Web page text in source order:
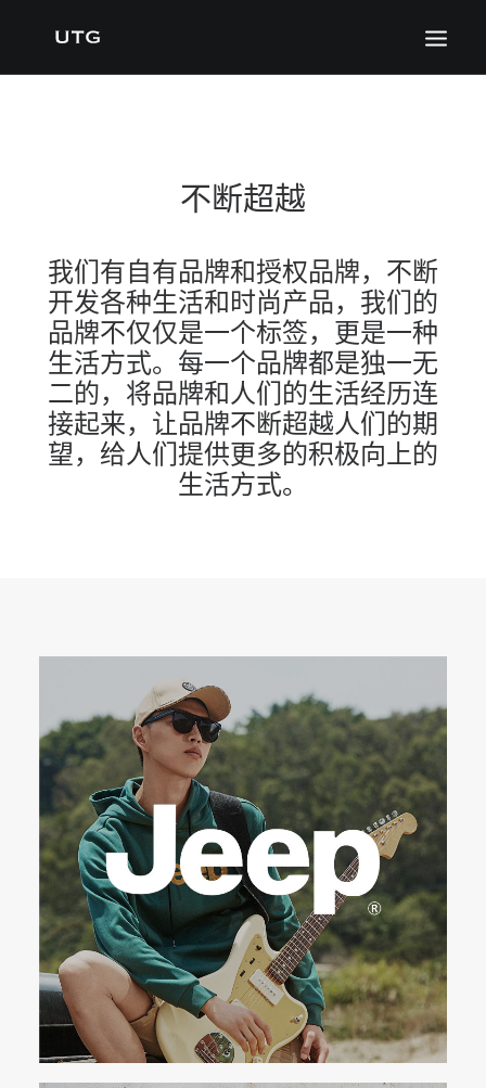
不断超越
我们有自有品牌和授权品牌，不断
开发各种生活和时尚产品，我们的
品牌不仅仅是一个标签，更是一种
生活方式。每一个品牌都是独一无
二的，将品牌和人们的生活经历连
接起来，让品牌不断超越人们的期
望，给人们提供更多的积极向上的
生活方式。